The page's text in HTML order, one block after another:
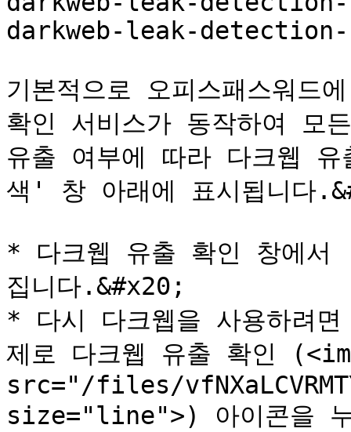
darkweb-leak-
기본적으로 오피스패스워드
확인 서비스가 동작하여 모
유출 여부에 따라 다크웹
색' 창 아래에 표시됩니다
* 다크웹 유출 확인 창에서
집니다.&#x20;
* 다시 다크웹을 사용하려
제로 다크웹 유출 확인
src="/files/
size="line">) 아이콘을 누